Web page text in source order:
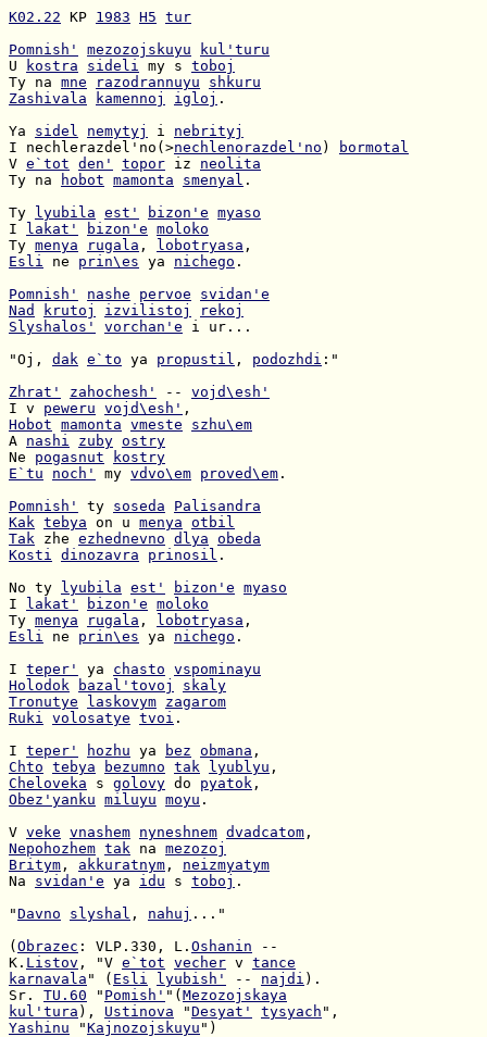
K02.22 KP 1983 H5 tur
Pomnish'
mezozojskuyu
kul'turu
U
kostra sideli my s toboj
Ty na mne razodrannuyu
shkuru
Zashivala
kamennoj igloj .
Ya sidel nemytyj i nebrityj
I nechlerazdel'no(>nechlenorazdel'no )
bormotal
V e`tot den' topor iz neolita
Ty na
hobot mamonta smenyal .
Ty
lyubila est' bizon'e myaso
I
lakat' bizon'e moloko
Ty menya rugala , lobotryasa
Esli ne prin\es ya nichego .
Pomnish'
nashe pervoe
svidan'e
Nad
krutoj izvilistoj
rekoj
Slyshalos'
vorchan'e i ur...
"Oj, dak e`to ya propustil , podozhdi :"
Zhrat'
zahochesh' -- vojd\esh'
I v peweru vojd\esh'
Hobot mamonta vmeste
szhu\em
A nashi zuby ostry
Ne pogasnut
kostry
E`tu
noch' my vdvo\em proved\em .
Pomnish'
ty soseda
Palisandra
Kak tebya on u menya otbil
Tak zhe ezhednevno dlya obeda
Kosti dinozavra prinosil .
No ty
lyubila est' bizon'e myaso
I
lakat' bizon'e moloko
Ty menya rugala , lobotryasa
Esli ne prin\es ya nichego .
I teper' ya chasto vspominayu
Holodok
bazal'tovoj
skaly
Tronutye
laskovym zagarom
Ruki volosatye tvoi .
I teper' hozhu ya bez obmana
Chto tebya bezumno tak lyublyu
Cheloveka s golovy do pyatok
Obez'yanku miluyu moyu .
V veke vnashem nyneshnem dvadcatom
Nepohozhem tak na mezozoj
Britym , akkuratnym , neizmyatym
Na svidan'e ya idu s toboj .
"Davno slyshal , nahuj ..."
( Obrazec : VLP.330, L. Oshanin
K. Listov , "V e`tot vecher v tance
karnavala " ( Esli lyubish' -- najdi
Sr. TU.60 " Pomish' "( Mezozojskaya
kul'tura ), Ustinova "Desyat' tysyach
Yashinu "Kajnozojskuyu ")